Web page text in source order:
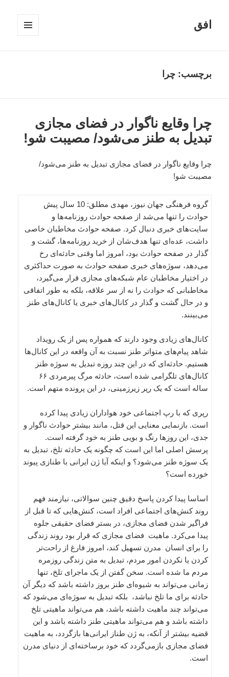
افق
برچسب:چرا
چرا وقایع ناگوار در فضای مجازی
تبدیل به طنز می‌شود/ مصیبت شو!
چرا وقایع ناگوار در فضای مجازی تبدیل به طنز می‌شود/
مصیبت شو!
گروه فرهنگی جهان نیوز، مهدی مطلق: 10 سال پیش
حوادث را تنها می‌شد از صفحه حوادث روزنامه‌ها و
سایت‌های خبری دنبال کرد. صفحه حوادث مخاطبان خاصی
داشت، عده‌ای تنها هدف‌شان از خرید روزنامه‌ها، گشت و
گذار در صفحه حوادث بود، امروز اما وقتی حادثه‌ای رخ
می‌دهد، سوژه‌های خبری صفحه حوادث به صورت حداکثری
در اختیار مخاطبان عام شبکه‌های مجازی قرار می‌گیرد،
مخاطبانی که حوادث را نه از سر علاقه، بلکه به طور اتفاقی
و در حال گشت و گذار در کانال‌های خبری یا کانال‌های طنز
می‌بینند.
کانال‌های زیادی وجود دارند که همواره پس از یک رویداد
شاهد پیام‌های متواتر طنز نسبت به آن واقعه در این کانال‌ها
هستیم. حادثه‌ای که در این چند روزه تبدیل به سوژه طنز
کانال‌های تلگرامی شده است، حادثه مرگ پیرمردی ۶۶
ساله است که یک رپر زیرزمینی، در این پرونده متهم است.
رپری که با رپ اجتماعی خود هواداران زیادی پیدا کرده
است. بازنمایی معنایی این قتل، مانند بیشتر حوادث ناگوار و
جدی، این روزها رنگ و بویی طنز به خود گرفته است.
پرسش اصلی اما این است که چگونه یک حادثه تلخ، تبدیل به
یک سوژه طنز می‌شود؟ و اینکه آیا ژن ایرانی با طنازی پیوند
خورده است؟
اساسا پیدا کردن پاسخ دقیق چنین سوالاتی، نیازمند فهم
روند کنش‌های اجتماعی افراد است، کنش‌هایی که تا قبل از
فراگیر شدن فضای مجازی، در بستر فضای حقیقی جلوه
پیدا می‌کرد. ماهیت فضای مجازی که قرار بود روند زندگی
را برای انسان مدرن تسهیل کند، امروز فارغ از راحت‌تر
کردن یا نکردن امور مردم، تبدیل به متن زندگی روزمره
مردم ما شده است. سخن گفتن از یک ماجرای تلخ، تنها
زمانی می‌تواند به شیوه‌ای طنز بروز داشته باشد که دیگر آن
حادثه برای ما تلخ نباشد، بلکه تبدیل به سوژه‌ای می‌شود که
می‌تواند چند ماهیت داشته باشد، هم می‌تواند ماهیتی تلخ
داشته باشد و هم می‌تواند ماهیتی طنز داشته باشد و این
قضیه بیشتر از آنکه، به ژن طناز ایرانی‌ها بازگردد، به ماهیت
فضای مجازی بازمی‌گردد که خود برساخته‌ای از دنیای مدرن
است.